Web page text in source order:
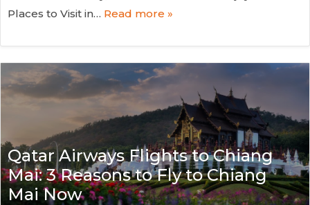
Places to Visit in… Read more »
Qatar Airways Flights to Chiang
Mai: 3 Reasons to Fly to Chiang
Mai Now